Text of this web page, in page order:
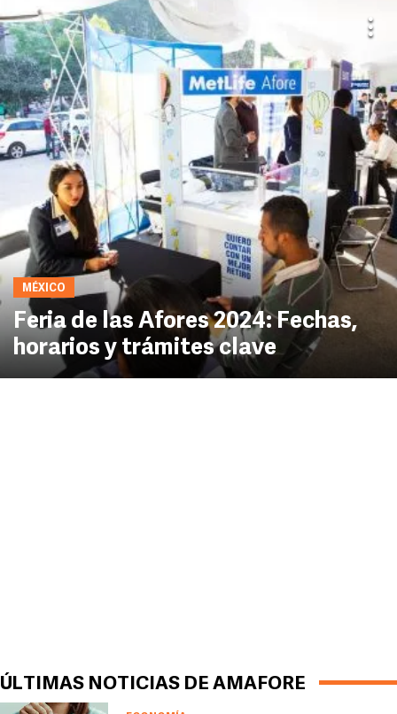
MÉXICO
Feria de las Afores 2024: Fechas,
horarios y trámites clave
ÚLTIMAS NOTICIAS DE AMAFORE